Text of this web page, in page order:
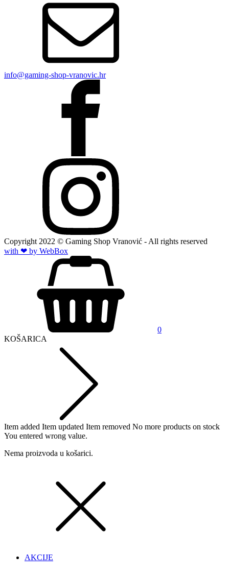
info@gaming-shop-vranovic.hr
Copyright 2022 © Gaming Shop Vranović - All rights reserved
with ❤ by WebBox
0
KOŠARICA
Item added Item updated Item removed No more products on stock
You entered wrong value.
Nema proizvoda u košarici.
AKCIJE